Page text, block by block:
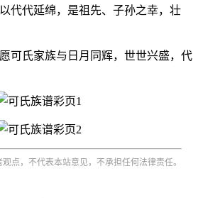
代代延绵，是祖先、子孙之幸，壮
可氏家族与日月同辉，世世兴盛，代
点，不代表本站意见，不承担任何法律责任。